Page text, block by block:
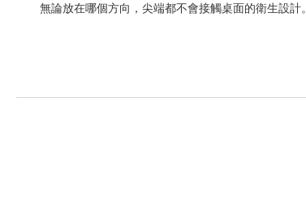
無論放在哪個方向，尖端都不會接觸桌面的衛生設計。